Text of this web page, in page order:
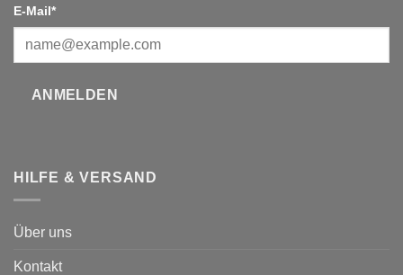
E-Mail*
ANMELDEN
HILFE & VERSAND
Über uns
Kontakt